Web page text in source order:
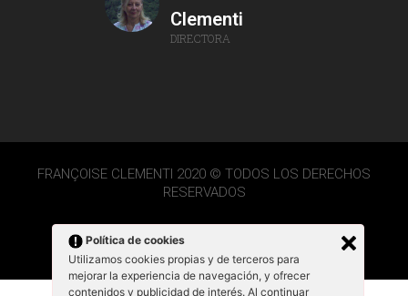
Política de cookies
Utilizamos cookies propias y de terceros para
mejorar la experiencia de navegación, y ofrecer
contenidos y publicidad de interés. Al continuar
Clementi
DIRECTORA
FRANÇOISE CLEMENTI 2020 © TODOS LOS DERECHOS
RESERVADOS